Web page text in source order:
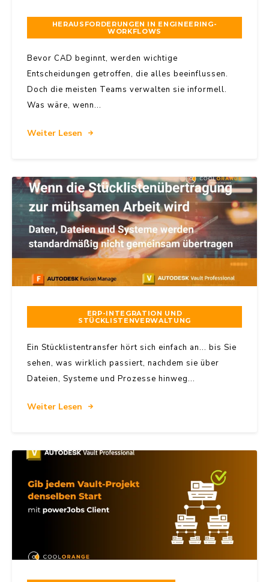
HERAUSFORDERUNGEN IN ENGINEERING-
WORKFLOWS
Bevor CAD beginnt, werden wichtige
Entscheidungen getroffen, die alles beeinflussen.
Doch die meisten Teams verwalten sie informell.
Was wäre, wenn...
Weiter Lesen
ERP-INTEGRATION UND
STÜCKLISTENVERWALTUNG
Ein Stücklistentransfer hört sich einfach an... bis Sie
sehen, was wirklich passiert, nachdem sie über
Dateien, Systeme und Prozesse hinweg...
Weiter Lesen